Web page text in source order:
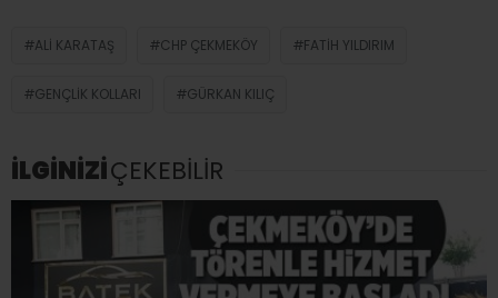
ALI KARATAŞ CHP ÇEKMEKÖY FATIH YILDIRIM
GENÇLIK KOLLARI GÜRKAN KILIÇ
İLGİNİZİÇEKEBİLİR